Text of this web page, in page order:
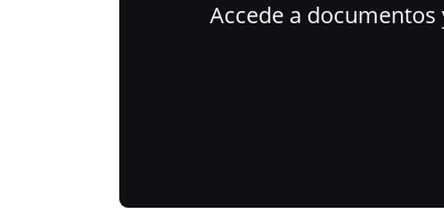
Accede a